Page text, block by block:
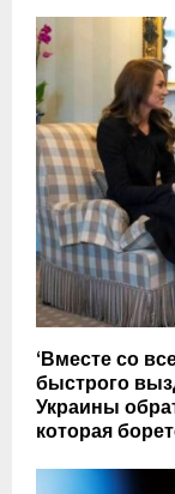
‘Вместе со
быстрого
Украины
которая